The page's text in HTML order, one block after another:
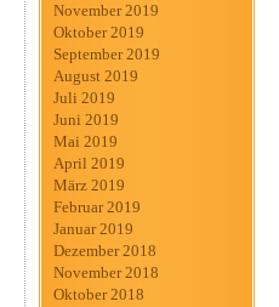
November 2019
Oktober 2019
September 2019
August 2019
Juli 2019
Juni 2019
Mai 2019
April 2019
März 2019
Februar 2019
Januar 2019
Dezember 2018
November 2018
Oktober 2018